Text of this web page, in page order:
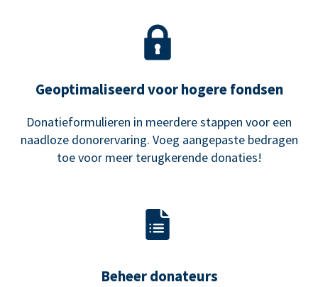
Geoptimaliseerd voor hogere fondsen
Donatieformulieren in meerdere stappen voor een
naadloze donorervaring. Voeg aangepaste bedragen
toe voor meer terugkerende donaties!
Beheer donateurs